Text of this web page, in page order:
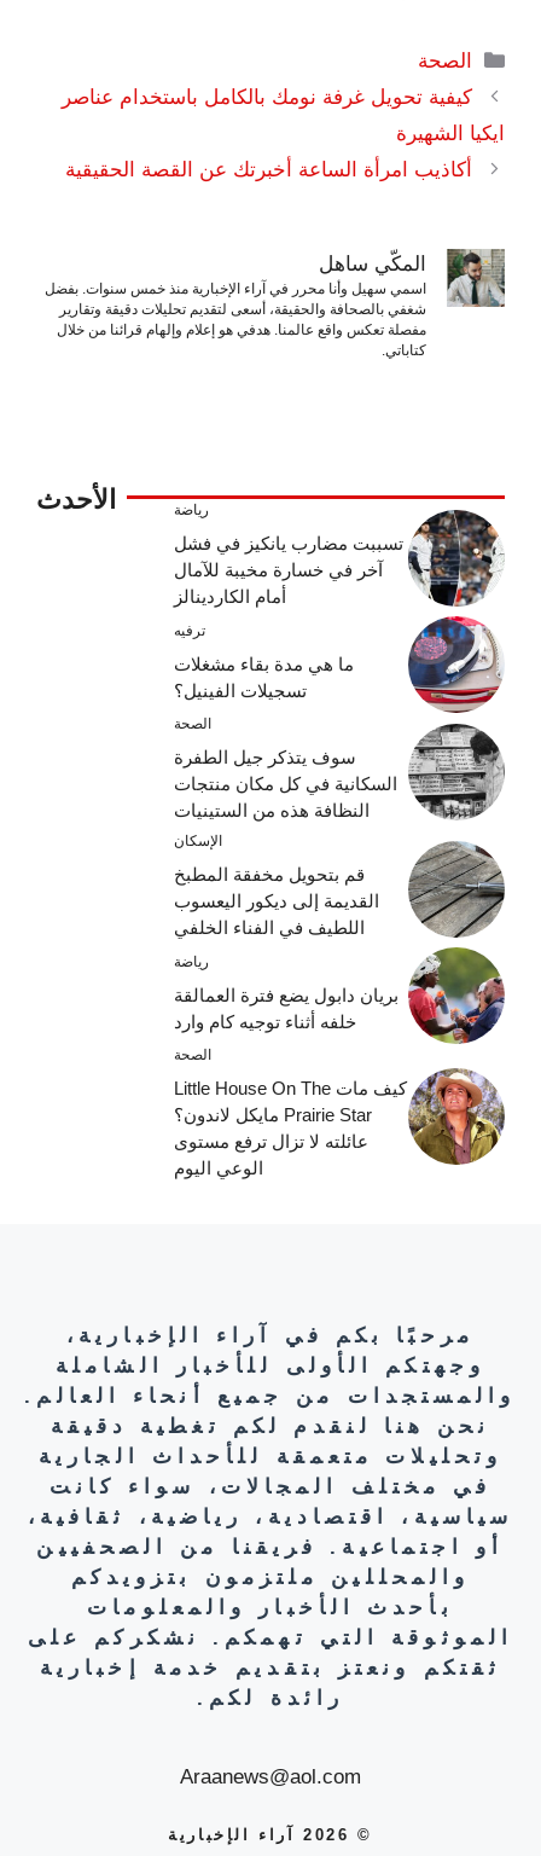
التصنيفات
الصحة
كيفية تحويل غرفة نومك بالكامل باستخدام عناصر
ايكيا الشهيرة
أكاذيب امرأة الساعة أخبرتك عن القصة الحقيقية
المكّي ساهل
اسمي سهيل وأنا محرر في آراء الإخبارية منذ خمس سنوات. بفضل
شغفي بالصحافة والحقيقة، أسعى لتقديم تحليلات دقيقة وتقارير
مفصلة تعكس واقع عالمنا. هدفي هو إعلام وإلهام قرائنا من خلال
كتاباتي.
الأحدث رياضة
تسببت مضارب يانكيز في فشل
آخر في خسارة مخيبة للآمال
أمام الكاردينالز
ترفيه
ما هي مدة بقاء مشغلات
تسجيلات الفينيل؟
الصحة
سوف يتذكر جيل الطفرة
السكانية في كل مكان منتجات
النظافة هذه من الستينيات
الإسكان
قم بتحويل مخفقة المطبخ
القديمة إلى ديكور اليعسوب
اللطيف في الفناء الخلفي
رياضة
بريان دابول يضع فترة العمالقة
خلفه أثناء توجيه كام وارد
الصحة
كيف مات Little House On The
Prairie Star مايكل لاندون؟
عائلته لا تزال ترفع مستوى
الوعي اليوم
مرحبًا بكم في آراء الإخبارية،
وجهتكم الأولى للأخبار الشاملة
والمستجدات من جميع أنحاء العالم.
نحن هنا لنقدم لكم تغطية دقيقة
وتحليلات متعمقة للأحداث الجارية
في مختلف المجالات، سواء كانت
سياسية، اقتصادية، رياضية، ثقافية،
أو اجتماعية. فريقنا من الصحفيين
والمحللين ملتزمون بتزويدكم
بأحدث الأخبار والمعلومات
الموثوقة التي تهمكم. نشكركم على
ثقتكم ونعتز بتقديم خدمة إخبارية
رائدة لكم.
Araanews@aol.com
© 2026 آراء الإخبارية